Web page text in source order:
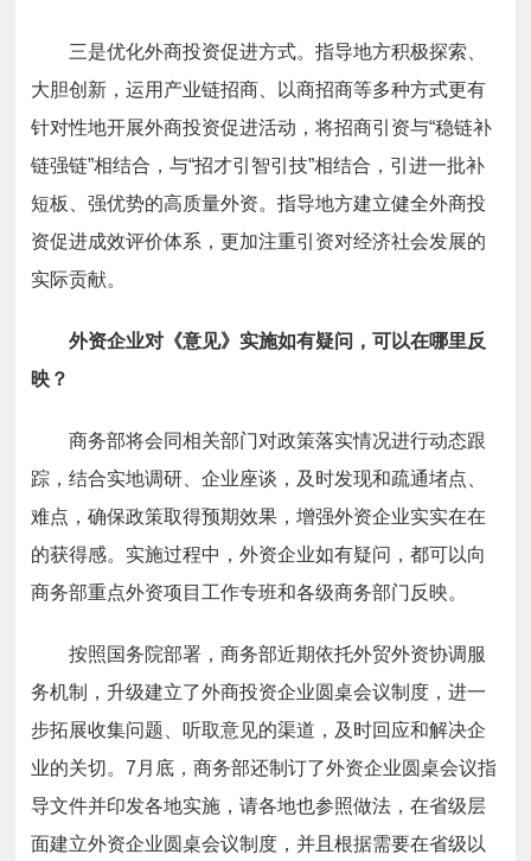
三是优化外商投资促进方式。指导地方积极探索、
大胆创新，运用产业链招商、以商招商等多种方式更有
针对性地开展外商投资促进活动，将招商引资与“稳链补
链强链”相结合，与“招才引智引技”相结合，引进一批补
短板、强优势的高质量外资。指导地方建立健全外商投
资促进成效评价体系，更加注重引资对经济社会发展的
实际贡献。
外资企业对《意见》实施如有疑问，可以在哪里反
映？
商务部将会同相关部门对政策落实情况进行动态跟
踪，结合实地调研、企业座谈，及时发现和疏通堵点、
难点，确保政策取得预期效果，增强外资企业实实在在
的获得感。实施过程中，外资企业如有疑问，都可以向
商务部重点外资项目工作专班和各级商务部门反映。
按照国务院部署，商务部近期依托外贸外资协调服
务机制，升级建立了外商投资企业圆桌会议制度，进一
步拓展收集问题、听取意见的渠道，及时回应和解决企
业的关切。7月底，商务部还制订了外资企业圆桌会议指
导文件并印发各地实施，请各地也参照做法，在省级层
面建立外资企业圆桌会议制度，并且根据需要在省级以